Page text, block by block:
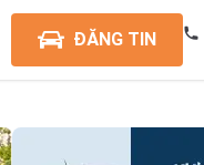
ĐĂNG TIN